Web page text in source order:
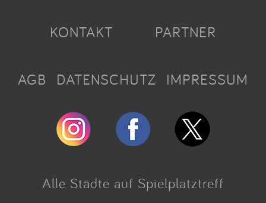
KONTAKT PARTNER
AGB DATENSCHUTZ IMPRESSUM
Alle Städte auf Spielplatztreff